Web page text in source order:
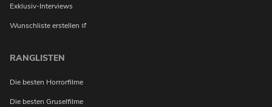
Exklusiv-Interviews
Wunschliste erstellen
RANGLISTEN
Die besten Horrorfilme
Die besten Gruselfilme